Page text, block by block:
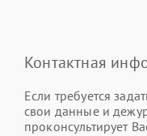
Контактная
Если требуется
свои данные и
проконсультирует